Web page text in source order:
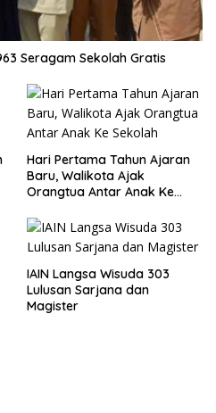
Seragam Sekolah Gratis
Hari Pertama Tahun Ajaran
Baru, Walikota Ajak
Orangtua Antar Anak Ke
IAIN Langsa Wisuda 303
Lulusan Sarjana dan
Magister